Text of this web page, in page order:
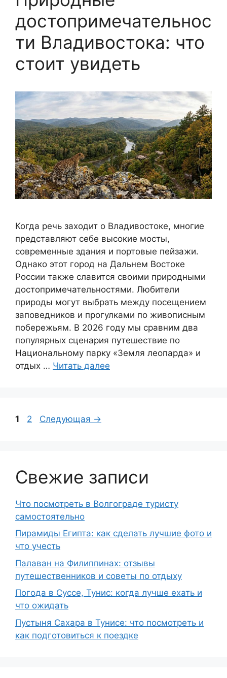
достопримечательнос
ти Владивостока: что
стоит увидеть
Когда речь заходит о Владивостоке, многие
представляют себе высокие мосты,
современные здания и портовые пейзажи.
Однако этот город на Дальнем Востоке
России также славится своими природными
достопримечательностями. Любители
природы могут выбрать между посещением
заповедников и прогулками по живописным
побережьям. В 2026 году мы сравним два
популярных сценария путешествие по
Национальному парку «Земля леопарда» и
отдых … Читать далее
Страница
1 Страница
2 Следующая →
Свежие записи
Что посмотреть в Волгограде туристу
самостоятельно
Пирамиды Египта: как сделать лучшие фото и
что учесть
Палаван на Филиппинах: отзывы
путешественников и советы по отдыху
Погода в Суссе, Тунис: когда лучше ехать и
что ожидать
Пустыня Сахара в Тунисе: что посмотреть и
как подготовиться к поездке